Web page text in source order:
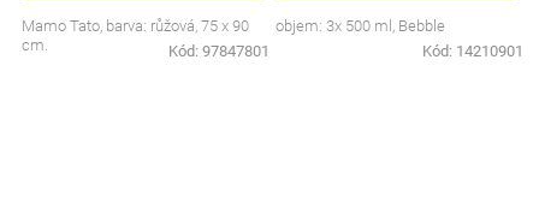
Mamo Tato, barva: růžová, 75 x 90
cm.
Kód: 97847801
objem: 3x 500 ml, Bebble
Kód: 14210901